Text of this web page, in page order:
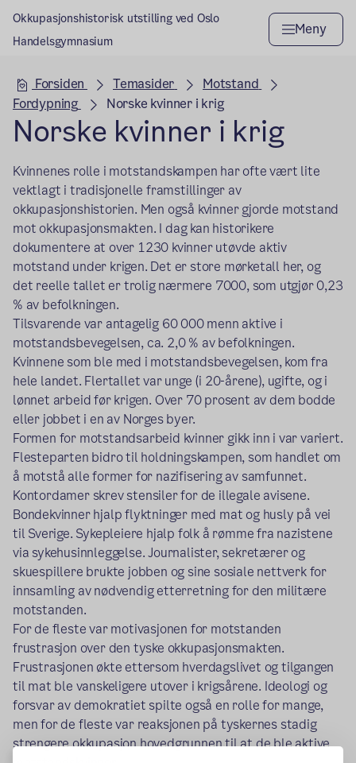
Okkupasjonshistorisk utstilling ved Oslo
Handelsgymnasium
Meny
Hovedseksjon
Forsiden Temasider
Motstand
Fordypning
Norske kvinner i krig
Norske kvinner i krig
Kvinnenes rolle i motstandskampen har ofte vært lite
vektlagt i tradisjonelle framstillinger av
okkupasjonshistorien. Men også kvinner gjorde motstand
mot okkupasjonsmakten. I dag kan historikere
dokumentere at over 1230 kvinner utøvde aktiv
motstand under krigen. Det er store mørketall her, og
det reelle tallet er trolig nærmere 7000, som utgjør 0,23
% av befolkningen.
Tilsvarende var antagelig 60 000 menn aktive i
motstandsbevegelsen, ca. 2,0 % av befolkningen.
Kvinnene som ble med i motstandsbevegelsen, kom fra
hele landet. Flertallet var unge (i 20-årene), ugifte, og i
lønnet arbeid før krigen. Over 70 prosent av dem bodde
eller jobbet i en av Norges byer.
Formen for motstandsarbeid kvinner gikk inn i var variert.
Flesteparten bidro til holdningskampen, som handlet om
å motstå alle former for nazifisering av samfunnet.
Kontordamer skrev stensiler for de illegale avisene.
Bondekvinner hjalp flyktninger med mat og husly på vei
til Sverige. Sykepleiere hjalp folk å rømme fra nazistene
via sykehusinnleggelse. Journalister, sekretærer og
skuespillere brukte jobben og sine sosiale nettverk for
innsamling av nødvendig etterretning for den militære
motstanden.
For de fleste var motivasjonen for motstanden
frustrasjon over den tyske okkupasjonsmakten.
Frustrasjonen økte ettersom hverdagslivet og tilgangen
til mat ble vanskeligere utover i krigsårene. Ideologi og
forsvar av demokratiet spilte også en rolle for mange,
men for de fleste var reaksjonen på tyskernes stadig
strengere okkupasjon hovedgrunnen til at de ble aktive